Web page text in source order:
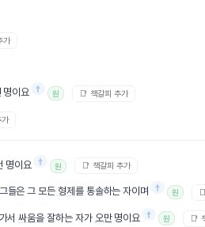
가
명이요 † 원 📑 책갈피 추가
명이요 † 원 📑 책갈피 추가
들은 그 모든형제 를 통솔하는 자이며 † 원
서싸움을 잘하는 자가 오만명이요 † 원 📑